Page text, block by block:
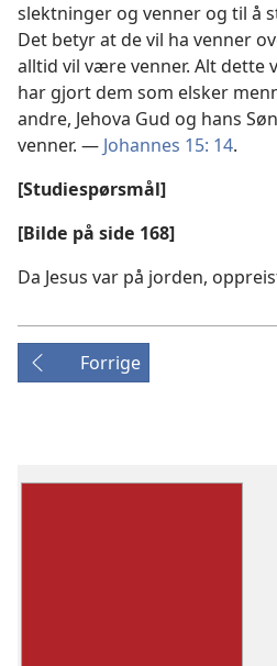
slektninger og venner og til å
Det betyr at de vil ha venner
alltid vil være venner. Alt dette
har gjort dem som elsker
andre, Jehova Gud og hans
venner. — Johannes 15: 14.
[Studiespørsmål]
[Bilde på side 168]
Da Jesus var på jorden,
Forrige